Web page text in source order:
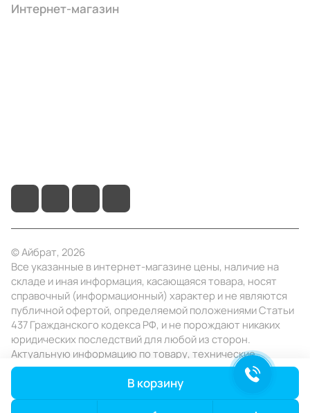
В корзину
Интернет-магазин
© Айбрат, 2026
Все указанные в интернет-магазине цены, наличие на
складе и иная информация, касающаяся товара, носят
справочный (информационный) характер и не являются
публичной офертой, определяемой положениями Статьи
437 Гражданского кодекса РФ, и не порождают никаких
юридических последствий для любой из сторон.
Актуальную информацию по товару, технические
характеристики уточняйте в отделе продаж в день
Конфиденциальность
Оферта